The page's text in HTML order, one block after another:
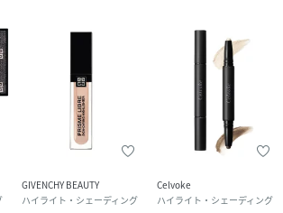
GIVENCHY BEAUTY
ハイライト・シェーディング
Celvoke
ハイライト・シェーディング